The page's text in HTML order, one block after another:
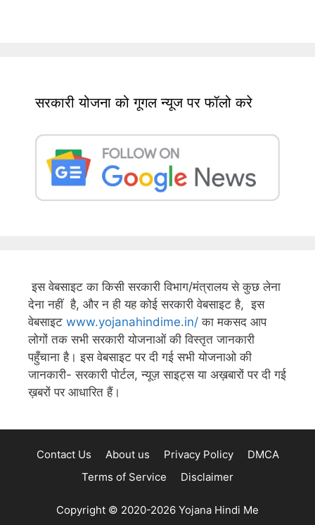
सरकारी योजना को गूगल न्यूज पर फॉलो करे
इस वेबसाइट का किसी सरकारी विभाग/मंत्रालय से कुछ लेना
देना नहीं है, और न ही यह कोई सरकारी वेबसाइट है, इस
वेबसाइट www.yojanahindime.in/ का मकसद आप
लोगों तक सभी सरकारी योजनाओं की विस्तृत जानकारी
पहुँचाना है। इस वेबसाइट पर दी गई सभी योजनाओ की
जानकारी- सरकारी पोर्टल, न्यूज़ साइट्स या अख़बारों पर दी गई
ख़बरों पर आधारित हैं।
Contact Us About us Privacy Policy
DMCA
Terms of Service
Disclaimer
Copyright © 2020-2026 Yojana Hindi Me